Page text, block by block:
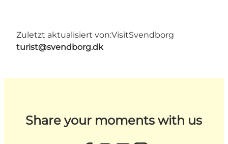
Zuletzt aktualisiert von:VisitSvendborg
turist@svendborg.dk
Share your moments with us